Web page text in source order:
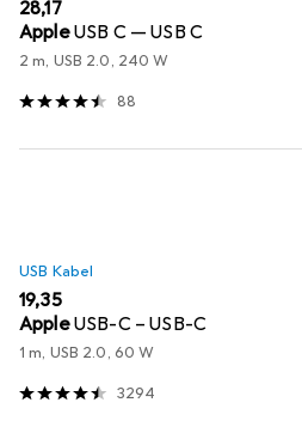
EUR
28,17
AppleUSB C — USB C
2 m, USB 2.0, 240 W
88
USB Kabel
EUR
19,35
AppleUSB-C – USB-C
1 m, USB 2.0, 60 W
3294